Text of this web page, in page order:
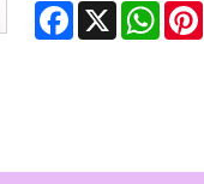
Facebook
X